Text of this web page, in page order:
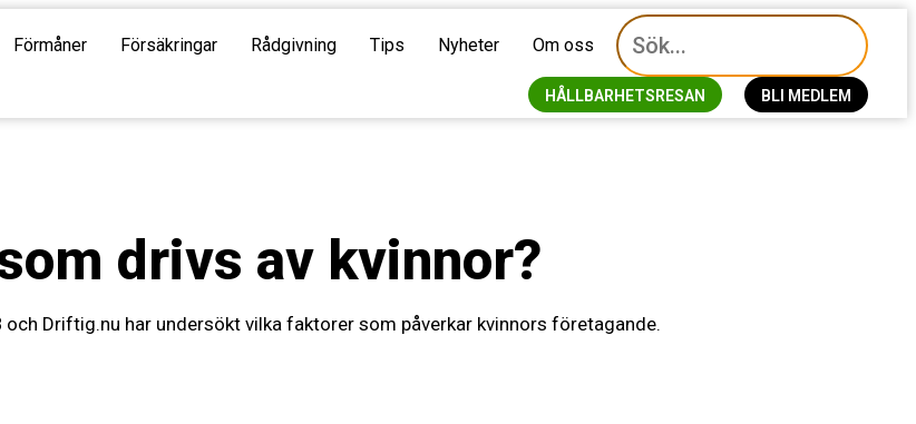
Förmåner Försäkringar Rådgivning Tips Nyheter Om oss
HÅLLBARHETSRESAN BLI MEDLEM
drivs av kvinnor?
och Driftig.nu har undersökt vilka faktorer som påverkar kvinnors företagande.